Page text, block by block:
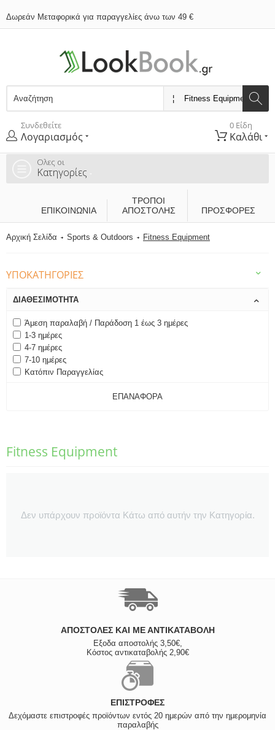
Δωρεάν Μεταφορικά για παραγγελίες άνω των 49 €
Συνδεθείτε
Λογαριασμός
0 Είδη
Καλάθι
Ολες οι
Κατηγορίες
ΕΠΙΚΟΙΝΩΝΊΑ
ΤΡΌΠΟΙ
ΑΠΟΣΤΟΛΉΣ
ΠΡΟΣΦΟΡΕΣ
Αρχική Σελίδα Sports & Outdoors Fitness Equipment
ΥΠΟΚΑΤΗΓΟΡΊΕΣ
ΔΙΑΘΕΣΙΜΌΤΗΤΑ
Άμεση παραλαβή / Παράδοση 1 έως 3 ημέρες
1-3 ημέρες
4-7 ημέρες
7-10 ημέρες
Κατόπιν Παραγγελίας
ΕΠΑΝΑΦΟΡΆ
Fitness Equipment
Δεν υπάρχουν προϊόντα Κάτω από αυτήν την Κατηγορία.
ΑΠΟΣΤΟΛΈΣ ΚΑΙ ΜΕ ΑΝΤΙΚΑΤΑΒΟΛΗ
Εξοδα αποστολής 3,50€,
Κόστος αντικαταβολής 2,90€
ΕΠΙΣΤΡΟΦΈΣ
Δεχόμαστε επιστροφές προϊόντων εντός 20 ημερών από την ημερομηνία
παραλαβής